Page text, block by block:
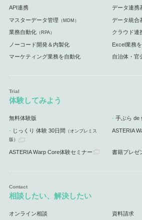
API連携 データ連携
マスターデータ管理 （MDM） データ統合
業務自動化（RPA） クラウド連
ノーコード開発＆内製化 Excel業務
マーケティング業務を自動化 自治体・官
体験してみよう
無料体験版 手ぶら de
じっくり 体験 30日間 （オンプレミス
版）
ASTERIA
ASTERIA Warp Core体験セミナー 書籍プレゼ
相談したい、解決したい
オンライン相談 資料請求